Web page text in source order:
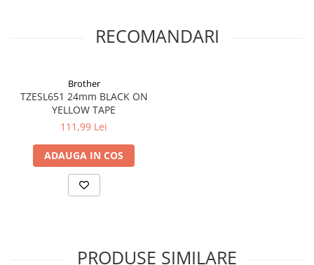
RECOMANDARI
Brother
TZESL651 24mm BLACK ON
YELLOW TAPE
111,99 Lei
ADAUGA IN COS
PRODUSE SIMILARE